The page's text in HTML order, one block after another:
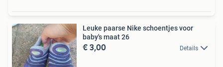
Leuke paarse Nike schoentjes voor
baby's maat 26
€ 3,00 Details